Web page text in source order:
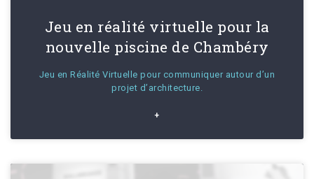
Jeu en réalité virtuelle pour la
nouvelle piscine de Chambéry
Jeu en Réalité Virtuelle pour communiquer autour d’un
projet d’architecture.
+